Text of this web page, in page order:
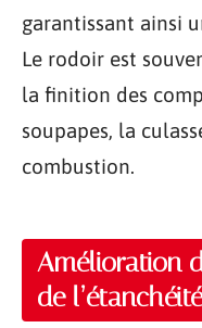
garantissant ainsi
Le rodoir est
la finition des
soupapes, la
combustion.
Amélioration
de l’étanchéité